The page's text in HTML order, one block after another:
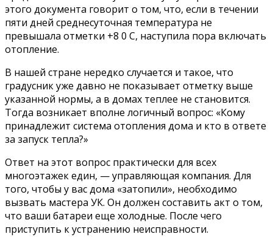
этого документа говорит о том, что, если в течении
пяти дней среднесуточная температура не
превышала отметки +8 0 С, наступила пора включать
отопление.
В нашей стране нередко случается и такое, что
градусник уже давно не показывает отметку выше
указанной нормы, а в домах теплее не становится.
Тогда возникает вполне логичный вопрос: «Кому
принадлежит система отопления дома и кто в ответе
за запуск тепла?»
Ответ на этот вопрос практически для всех
многоэтажек един, — управляющая компания. Для
того, чтобы у вас дома «затопили», необходимо
вызвать мастера УК. Он должен составить акт о том,
что ваши батареи еще холодные. После чего
приступить к устранению неисправности.